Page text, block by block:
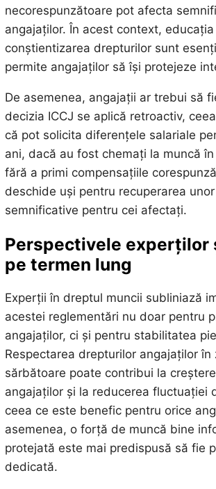
necorespunzătoare pot afecta
angajaților. În acest context, educația
conștientizarea drepturilor sunt
permite angajaților să își protejeze
De asemenea, angajații ar trebui să
decizia ICCJ se aplică retroactiv,
că pot solicita diferențele salariale
ani, dacă au fost chemați la muncă
fără a primi compensațiile
deschide uși pentru recuperarea
semnificative pentru cei afectați.
Perspectivele experților
pe termen lung
Experții în dreptul muncii subliniază
acestei reglementări nu doar pentru
angajaților, ci și pentru stabilitatea
Respectarea drepturilor angajaților în
sărbătoare poate contribui la
angajaților și la reducerea fluctuației
ceea ce este benefic pentru orice
asemenea, o forță de muncă bine
protejată este mai predispusă să fie
dedicată.